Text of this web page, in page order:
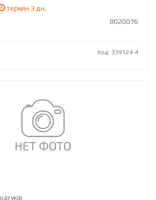
термін 3 дн.
8020016
Код: 339124-4